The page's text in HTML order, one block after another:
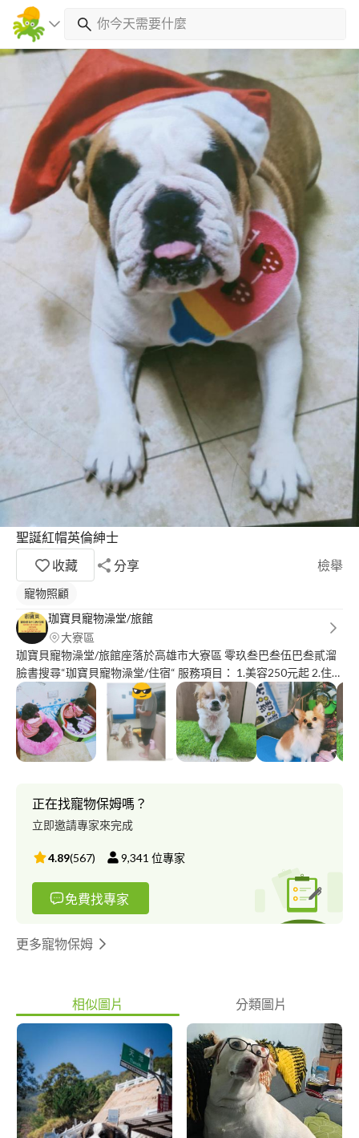
聖誕紅帽英倫紳士
收藏
分享 檢舉
寵物照顧
珈寶貝寵物澡堂/旅館
大寮區
珈寶貝寵物澡堂/旅館座落於高雄市大寮區 零玖叁巴叁伍巴叁貳溜
臉書搜尋“珈寶貝寵物澡堂/住宿“ 服務項目： 1.美容250元起 2.住宿
300元起，不關籠，冷暖氣供應 3.安親 沒有百萬裝潢，沒有百坪空
間，但提供毛孩子百分兩百的關懷，歡迎大家來體驗?
正在找寵物保姆嗎？
立即邀請專家來完成
4.89(567) 9,341 位專家
免費找專家
更多寵物保姆
相似圖片 分類圖片